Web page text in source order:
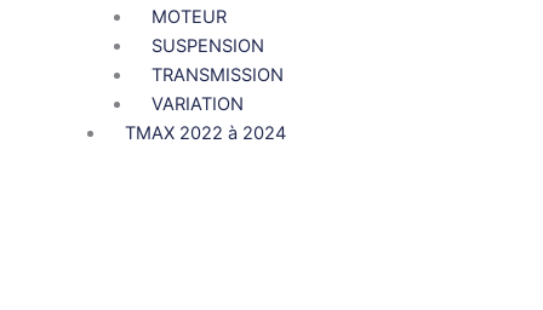
MOTEUR
SUSPENSION
TRANSMISSION
VARIATION
TMAX 2022 à 2024